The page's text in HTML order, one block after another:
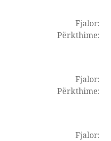
Fjalor:
Përkthime:
Fjalor:
Përkthime:
Fjalor: